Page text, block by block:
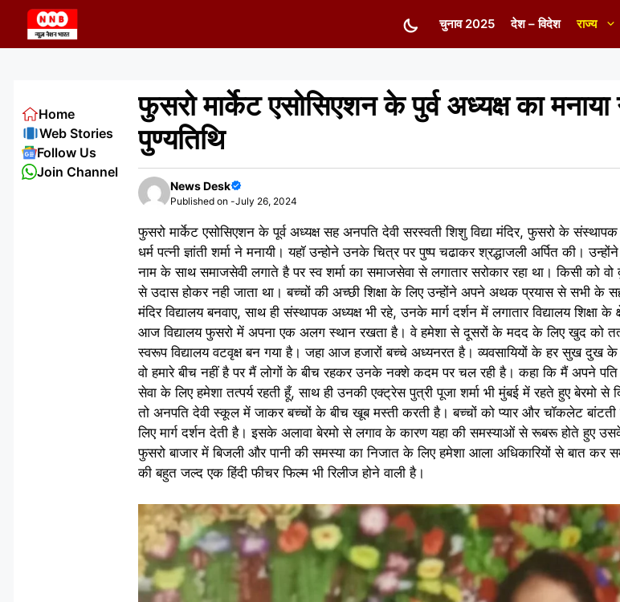
content
चुनाव 2025 देश – विदेश राज्य
फुसरो मार्केट एसोसिएशन के पुर्व अध्यक्ष का
पुण्यतिथि
News Desk
Published on -July 26, 2024
फुसरो मार्केट एसोसिएशन के पूर्व अध्यक्ष सह अनपति देवी सरस्वती शिशु विद्या मंदिर, फुसरो के
धर्म पत्नी ज्ञांती शर्मा ने मनायी। यहॉ उन्होने उनके चित्र पर पुष्प चढाकर श्रद्धाजली अर्पित की।
नाम के साथ समाजसेवी लगाते है पर स्व शर्मा का समाजसेवा से लगातार सरोकार रहा था। किसी
से उदास होकर नही जाता था। बच्चों की अच्छी शिक्षा के लिए उन्होंने अपने अथक प्रयास से सभी के
मंदिर विद्यालय बनवाए, साथ ही संस्थापक अध्यक्ष भी रहे, उनके मार्ग दर्शन में लगातार विद्यालय
आज विद्यालय फुसरो में अपना एक अलग स्थान रखता है। वे हमेशा से दूसरों के मदद के लिए खुद को
स्वरूप विद्यालय वटवृक्ष बन गया है। जहा आज हजारों बच्चे अध्यनरत है। व्यवसायियों के हर सुख
वो हमारे बीच नहीं है पर मैं लोगों के बीच रहकर उनके नक्शे कदम पर चल रही है। कहा कि मैं अपने
सेवा के लिए हमेशा तत्पर्य रहती हूँ, साथ ही उनकी एक्ट्रेस पुत्री पूजा शर्मा भी मुंबई में रहते हुए बेरमो
तो अनपति देवी स्कूल में जाकर बच्चों के बीच खूब मस्ती करती है। बच्चों को प्यार और चॉकलेट
लिए मार्ग दर्शन देती है। इसके अलावा बेरमो से लगाव के कारण यहा की समस्याओं से रूबरू होते हुए
फुसरो बाजार में बिजली और पानी की समस्या का निजात के लिए हमेशा आला अधिकारियों से बात कर
की बहुत जल्द एक हिंदी फीचर फिल्म भी रिलीज होने वाली है।
Home
Web Stories
Follow Us
Join Channel